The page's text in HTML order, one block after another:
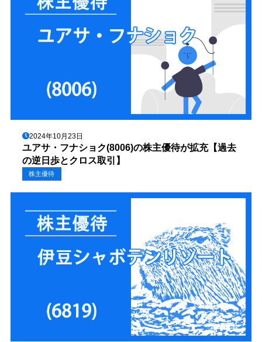
2024年10月23日
ユアサ・フナショク(8006)の株主優待が拡充【過去
の逆日歩とクロス取引】
株主優待